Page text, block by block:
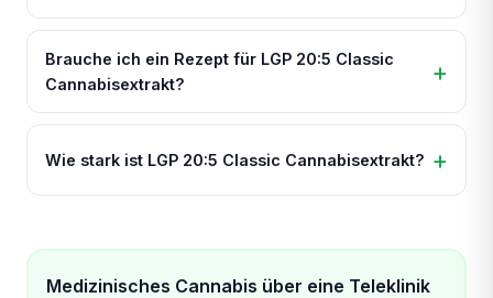
Brauche ich ein Rezept für LGP 20:5 Classic
Cannabisextrakt?
Wie stark ist LGP 20:5 Classic Cannabisextrakt?
Medizinisches Cannabis über eine Teleklinik